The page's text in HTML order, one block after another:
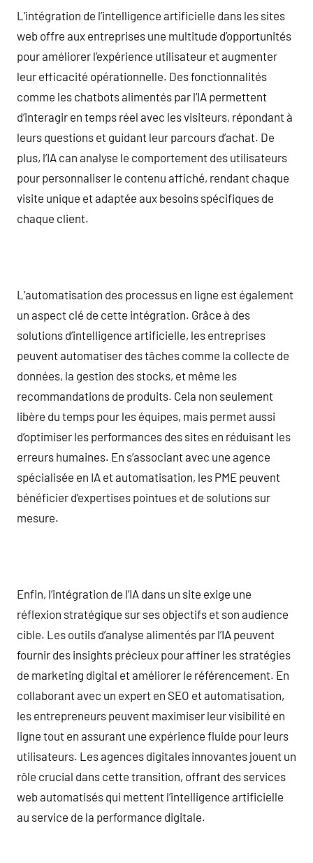
L’intégration de l’intelligence artificielle dans les sites
web offre aux entreprises une multitude d’opportunités
pour améliorer l’expérience utilisateur et augmenter
leur efficacité opérationnelle. Des fonctionnalités
comme les chatbots alimentés par l’IA permettent
d’interagir en temps réel avec les visiteurs, répondant à
leurs questions et guidant leur parcours d’achat. De
plus, l’IA can analyse le comportement des utilisateurs
pour personnaliser le contenu affiché, rendant chaque
visite unique et adaptée aux besoins spécifiques de
chaque client.
L’automatisation des processus en ligne est également
un aspect clé de cette intégration. Grâce à des
solutions d’intelligence artificielle, les entreprises
peuvent automatiser des tâches comme la collecte de
données, la gestion des stocks, et même les
recommandations de produits. Cela non seulement
libère du temps pour les équipes, mais permet aussi
d’optimiser les performances des sites en réduisant les
erreurs humaines. En s’associant avec une agence
spécialisée en IA et automatisation, les PME peuvent
bénéficier d’expertises pointues et de solutions sur
mesure.
Enfin, l’intégration de l’IA dans un site exige une
réflexion stratégique sur ses objectifs et son audience
cible. Les outils d’analyse alimentés par l’IA peuvent
fournir des insights précieux pour affiner les stratégies
de marketing digital et améliorer le référencement. En
collaborant avec un expert en SEO et automatisation,
les entrepreneurs peuvent maximiser leur visibilité en
ligne tout en assurant une expérience fluide pour leurs
utilisateurs. Les agences digitales innovantes jouent un
rôle crucial dans cette transition, offrant des services
web automatisés qui mettent l’intelligence artificielle
au service de la performance digitale.